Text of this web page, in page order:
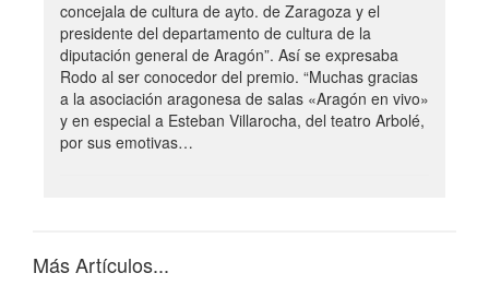
concejala de cultura de ayto. de Zaragoza y el
presidente del departamento de cultura de la
diputación general de Aragón”. Así se expresaba
Rodo al ser conocedor del premio. “Muchas gracias
a la asociación aragonesa de salas «Aragón en vivo»
y en especial a Esteban Villarocha, del teatro Arbolé,
por sus emotivas…
Más Artículos...